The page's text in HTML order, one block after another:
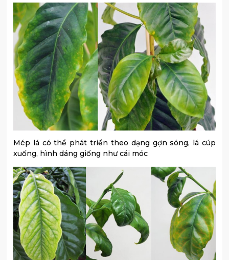
Mép lá có thể phát triển theo dạng gợn sóng, lá cúp
xuống, hình dáng giống như cái móc